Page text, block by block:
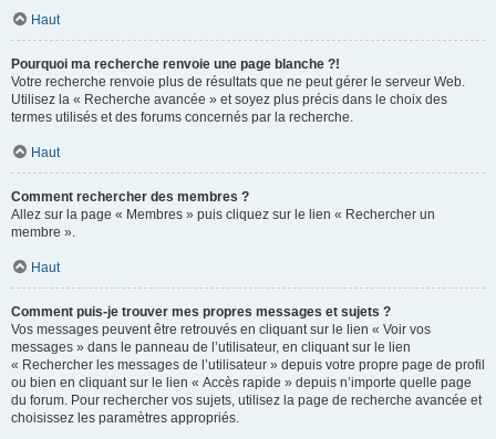
Haut
Pourquoi ma recherche renvoie une page blanche ?!
Votre recherche renvoie plus de résultats que ne peut gérer le serveur Web.
Utilisez la « Recherche avancée » et soyez plus précis dans le choix des
termes utilisés et des forums concernés par la recherche.
Haut
Comment rechercher des membres ?
Allez sur la page « Membres » puis cliquez sur le lien « Rechercher un
membre ».
Haut
Comment puis-je trouver mes propres messages et sujets ?
Vos messages peuvent être retrouvés en cliquant sur le lien « Voir vos
messages » dans le panneau de l’utilisateur, en cliquant sur le lien
« Rechercher les messages de l’utilisateur » depuis votre propre page de profil
ou bien en cliquant sur le lien « Accès rapide » depuis n’importe quelle page
du forum. Pour rechercher vos sujets, utilisez la page de recherche avancée et
choisissez les paramètres appropriés.